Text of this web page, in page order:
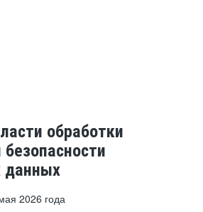
обработки
данных
2026 года